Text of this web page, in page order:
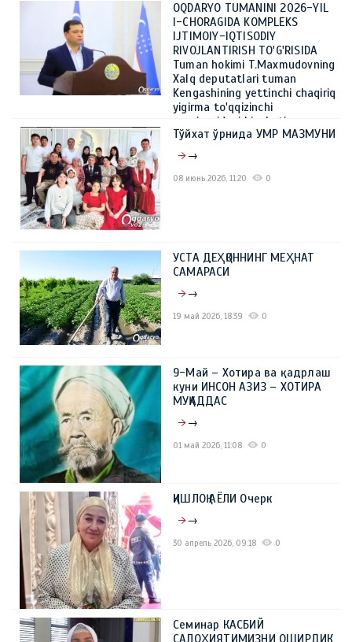
OQDARYO TUMANINI 2026-YIL
I-CHORAGIDA KOMPLEKS
IJTIMOIY-IQTISODIY
RIVOJLANTIRISH TO'G'RISIDA
Tuman hokimi T.Maxmudovning
Xalq deputatlari tuman
Kengashining yettinchi chaqiriq
yigirma to'qqizinchi
sessiyasidagi hisoboti
Тўйхат ўрнида УМР МАЗМУНИ
→
08 июнь 2026, 11:20 0
УСТА ДЕҲҚОННИНГ МЕҲНАТ
САМАРАСИ
→
19 май 2026, 18:39 0
9-Май – Хотира ва қадрлаш
куни ИНСОН АЗИЗ – ХОТИРА
МУҚАДДАС
→
01 май 2026, 11:08 0
ҚИШЛОҚ АЁЛИ Очерк
→
30 апрель 2026, 09:18 0
Семинар КАСБИЙ
САЛОҲИЯТИМИЗНИ ОШИРДИК